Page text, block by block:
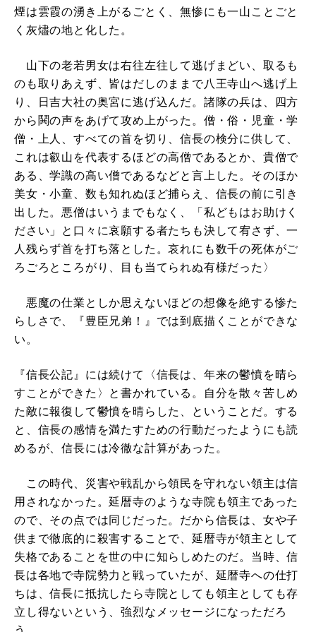
煙は雲霞の湧き上がるごとく、無惨にも一山ことごと
く灰燼の地と化した。
山下の老若男女は右往左往して逃げまどい、取るも
のも取りあえず、皆はだしのままで八王寺山へ逃げ上
り、日吉大社の奥宮に逃げ込んだ。諸隊の兵は、四方
から鬨の声をあげて攻め上がった。僧・俗・児童・学
僧・上人、すべての首を切り、信長の検分に供して、
これは叡山を代表するほどの高僧であるとか、貴僧で
ある、学識の高い僧であるなどと言上した。そのほか
美女・小童、数も知れぬほど捕らえ、信長の前に引き
出した。悪僧はいうまでもなく、「私どもはお助けく
ださい」と口々に哀願する者たちも決して宥さず、一
人残らず首を打ち落とした。哀れにも数千の死体がご
ろごろところがり、目も当てられぬ有様だった〉
悪魔の仕業としか思えないほどの想像を絶する惨た
らしさで、『豊臣兄弟！』では到底描くことができな
い。
『信長公記』には続けて〈信長は、年来の鬱憤を晴ら
すことができた〉と書かれている。自分を散々苦しめ
た敵に報復して鬱憤を晴らした、ということだ。する
と、信長の感情を満たすための行動だったようにも読
めるが、信長には冷徹な計算があった。
この時代、災害や戦乱から領民を守れない領主は信
用されなかった。延暦寺のような寺院も領主であった
ので、その点では同じだった。だから信長は、女や子
供まで徹底的に殺害することで、延暦寺が領主として
失格であることを世の中に知らしめたのだ。当時、信
長は各地で寺院勢力と戦っていたが、延暦寺への仕打
ちは、信長に抵抗したら寺院としても領主としても存
立し得ないという、強烈なメッセージになっただろ